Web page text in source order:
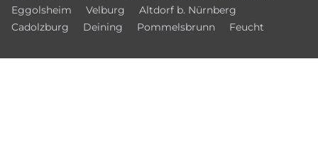
Eggolsheim
Velburg
Altdorf b. Nürnberg
Cadolzburg
Deining Pommelsbrunn Feucht